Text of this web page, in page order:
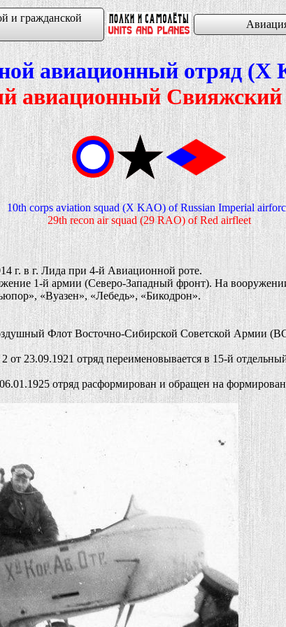
и гражданской
авиационный отряд
авиационный
10th corps aviation squad (X KAO) of Russian Imperial
29th recon air squad (29 RAO) of Red airfleet
г. в г. Лида при 4-й Авиационной роте.
1-й армии (Северо-Западный фронт). На
«Вуазен», «Лебедь», «Бикодрон».
Флот Восточно-Сибирской Советской Армии
отряд переименовывается в 15-й
отряд расформирован и обращен на